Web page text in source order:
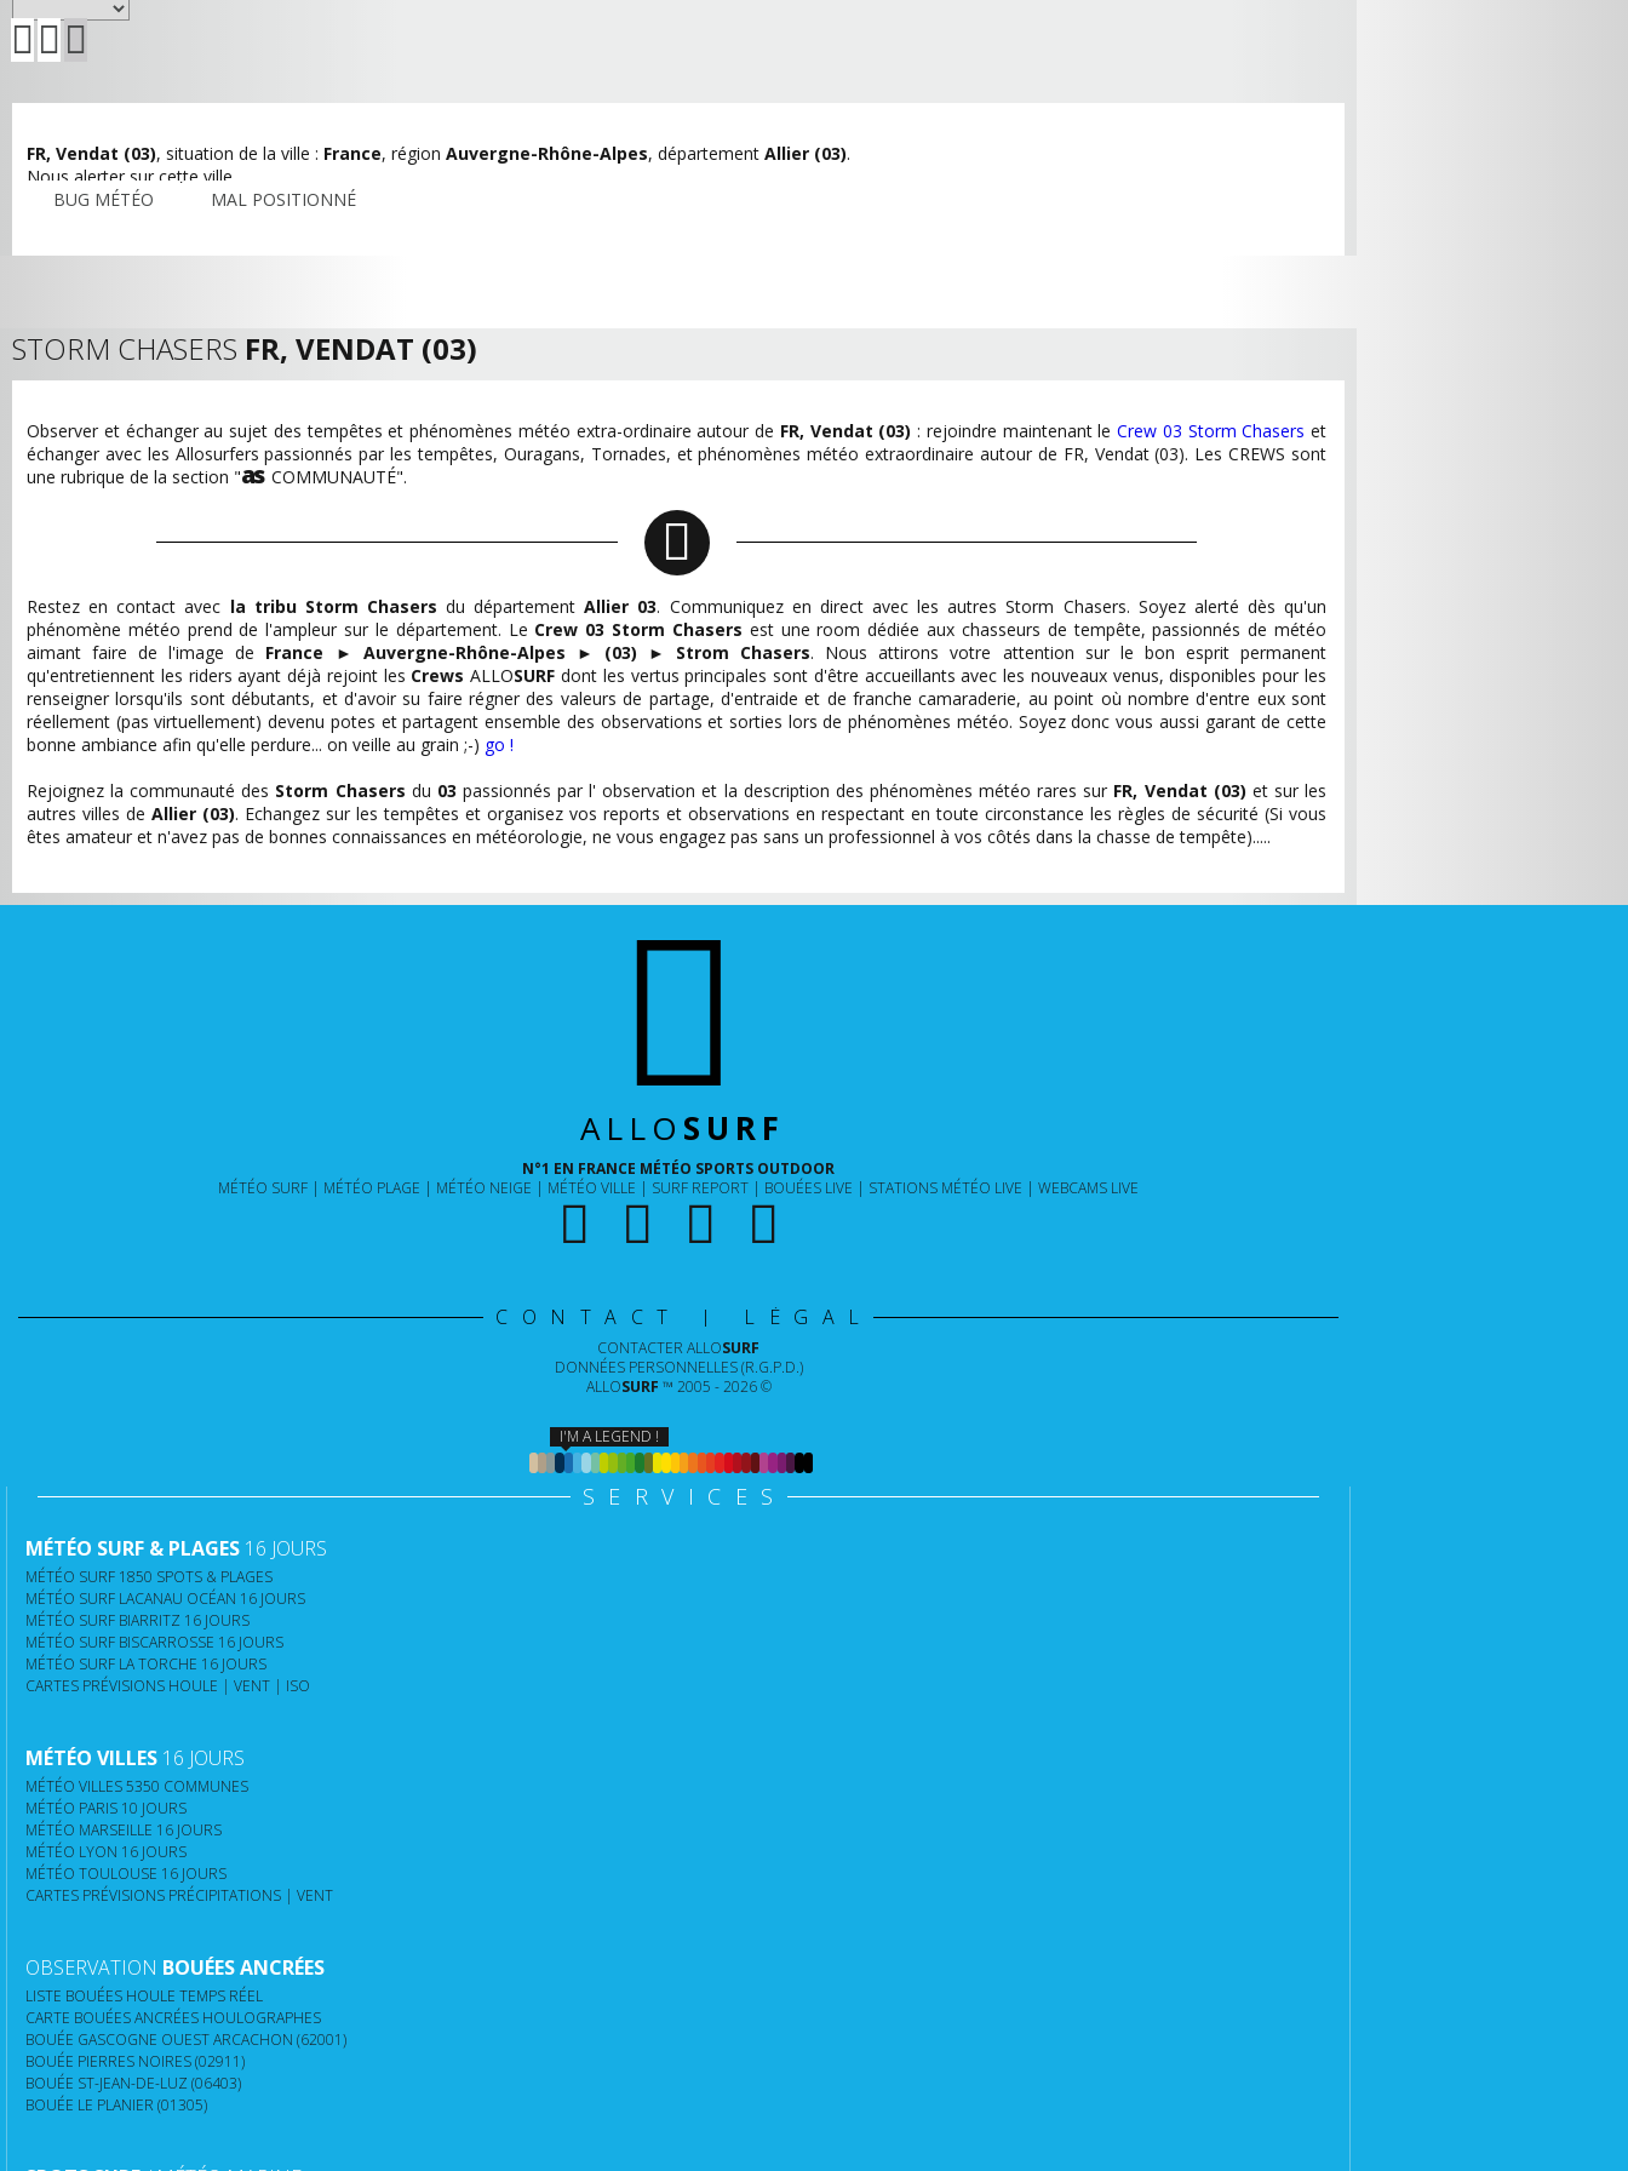
FR, Vendat (03), situation de la ville : France, région Auvergne-Rhône-Alpes, département Allier (03).
Nous alerter sur cette ville
BUG MÉTÉO
MAL POSITIONNÉ
STORM CHASERS FR, VENDAT (03)
Observer et échanger au sujet des tempêtes et phénomènes météo extra-ordinaire autour de FR, Vendat (03) : rejoindre maintenant le Crew 03 Storm Chasers et
échanger avec les Allosurfers passionnés par les tempêtes, Ouragans, Tornades, et phénomènes météo extraordinaire autour de FR, Vendat (03). Les CREWS sont
une rubrique de la section "as COMMUNAUTÉ".
Restez en contact avec la tribu Storm Chasers du départementAllier 03. Communiquez en direct avec les autres Storm Chasers. Soyez alerté dès qu'un
phénomène météo prend de l'ampleur sur le département. Le Crew 03 Storm Chasers est une room dédiée aux chasseurs de tempête, passionnés de météo
aimant faire de l'image de France ► Auvergne-Rhône-Alpes ► (03) ► Strom Chasers. Nous attirons votre attention sur le bon esprit permanent
qu'entretiennent les riders ayant déjà rejoint les Crews ALLOSURF dont les vertus principales sont d'être accueillants avec les nouveaux venus, disponibles pour les
renseigner lorsqu'ils sont débutants, et d'avoir su faire régner des valeurs de partage, d'entraide et de franche camaraderie, au point où nombre d'entre eux sont
réellement (pas virtuellement) devenu potes et partagent ensemble des observations et sorties lors de phénomènes météo. Soyez donc vous aussi garant de cette
bonne ambiance afin qu'elle perdure... on veille au grain ;-) go !
Rejoignez la communauté des Storm Chasers du 03 passionnés par l' observation et la description des phénomènes météo rares sur FR, Vendat (03) et sur les
autres villes de Allier (03). Echangez sur les tempêtes et organisez vos reports et observations en respectant en toute circonstance les règles de sécurité (Si vous
êtes amateur et n'avez pas de bonnes connaissances en météorologie, ne vous engagez pas sans un professionnel à vos côtés dans la chasse de tempête).....
ALLO SURF
N°1 EN FRANCE MÉTÉO SPORTS OUTDOOR
MÉTÉO SURF
MÉTÉO PLAGE MÉTÉO NEIGE MÉTÉO VILLE SURF REPORT BOUÉES LIVE STATIONS MÉTÉO LIVE WEBCAMS LIVE
CONTACT | LÉGAL
CONTACTER ALLOSURF
DONNÉES PERSONNELLES (R.G.P.D.)
ALLOSURF ™ 2005 - 2026 ©
I'M A LEGEND !
SERVICES
MÉTÉO SURF & PLAGES 16 JOURS
MÉTÉO SURF 1850 SPOTS & PLAGES
MÉTÉO SURF LACANAU OCÉAN 16 JOURS
MÉTÉO SURF BIARRITZ 16 JOURS
MÉTÉO SURF BISCARROSSE 16 JOURS
MÉTÉO SURF LA TORCHE 16 JOURS
CARTES PRÉVISIONS HOULE | VENT | ISO
MÉTÉO VILLES 16 JOURS
MÉTÉO VILLES 5350 COMMUNES
MÉTÉO PARIS 10 JOURS
MÉTÉO MARSEILLE 16 JOURS
MÉTÉO LYON 16 JOURS
MÉTÉO TOULOUSE 16 JOURS
CARTES PRÉVISIONS PRÉCIPITATIONS | VENT
OBSERVATION BOUÉES ANCRÉES
LISTE BOUÉES HOULE TEMPS RÉEL
CARTE BOUÉES ANCRÉES HOULOGRAPHES
BOUÉE GASCOGNE OUEST ARCACHON (62001)
BOUÉE PIERRES NOIRES (02911)
BOUÉE ST-JEAN-DE-LUZ (06403)
BOUÉE LE PLANIER (01305)